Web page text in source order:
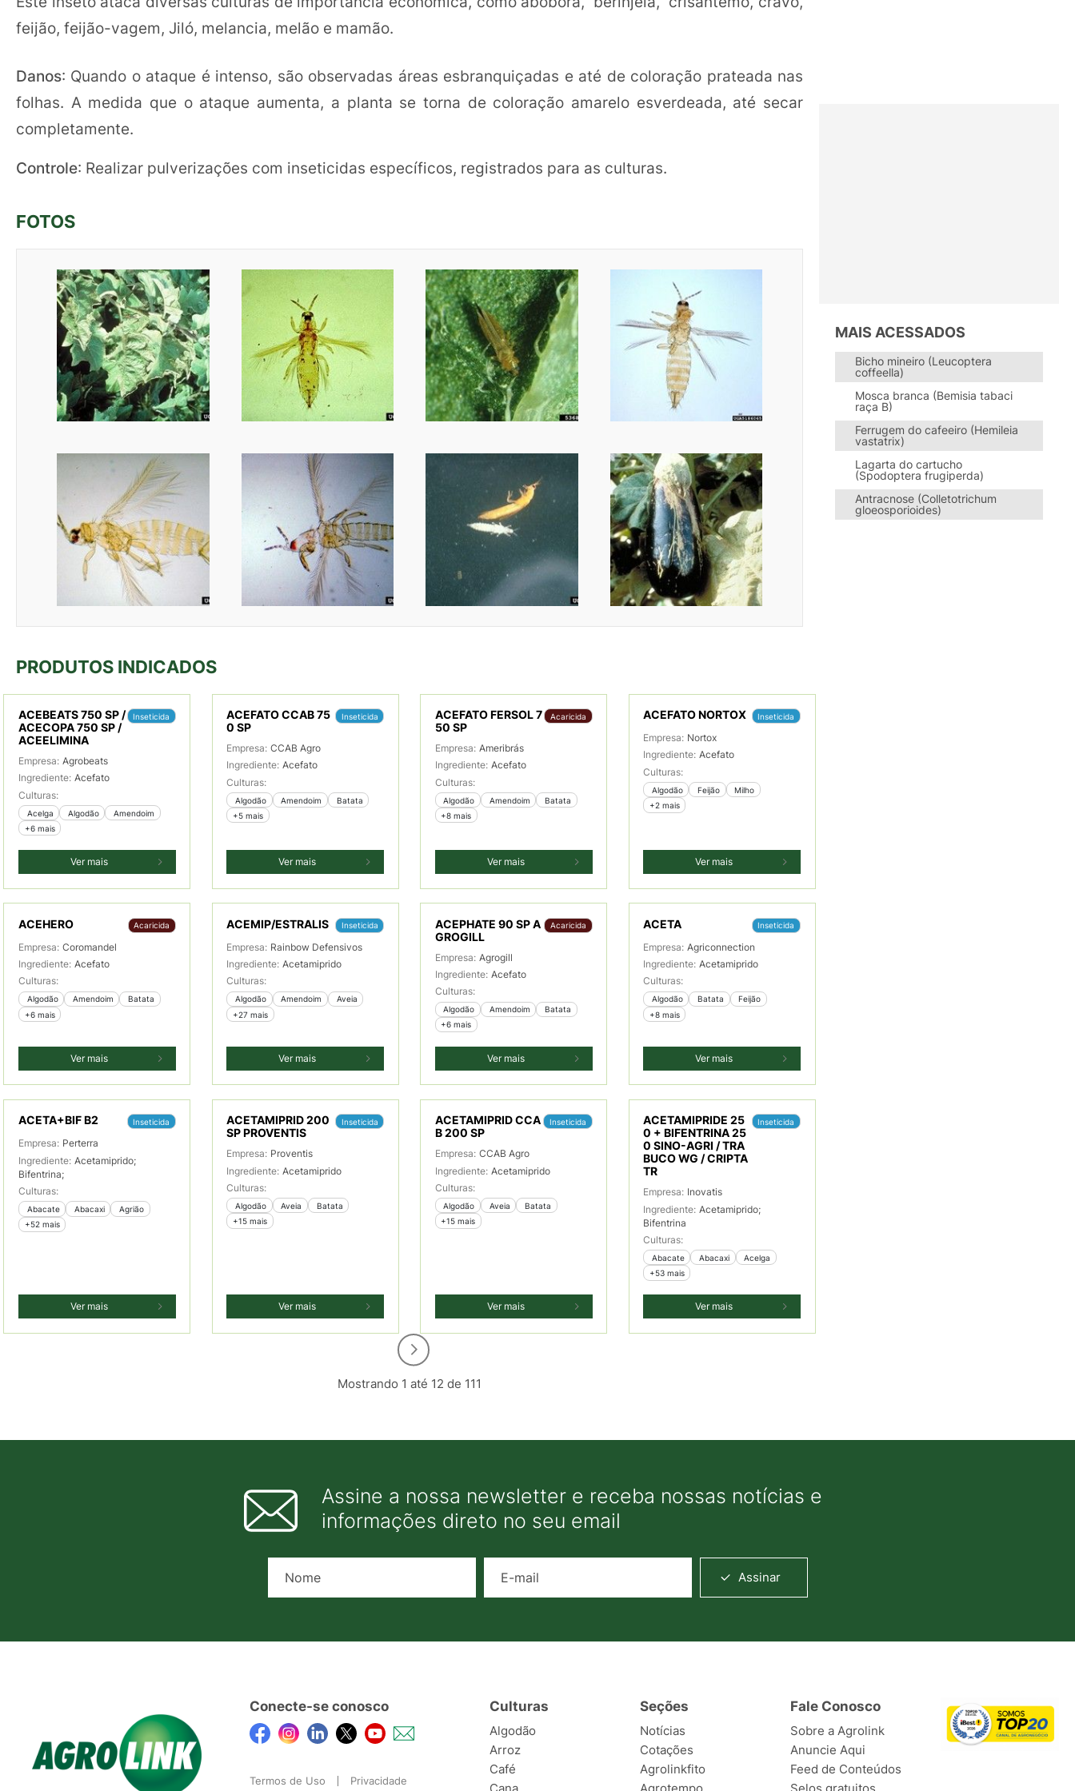
feijão, feijão-vagem, Jiló, melancia, melão e mamão.
Danos: Quando o ataque é intenso, são observadas áreas esbranquiçadas e até de coloração prateada nas
folhas. A medida que o ataque aumenta, a planta se torna de coloração amarelo esverdeada, até secar
completamente.
Controle: Realizar pulverizações com inseticidas específicos, registrados para as culturas.
FOTOS
PRODUTOS INDICADOS
ACEBEATS 750 SP /
ACECOPA 750 SP /
ACEELIMINA
Inseticida
Empresa: Agrobeats
Ingrediente: Acefato
Culturas:
Acelga Algodão
Amendoim
+6 mais
Ver mais
ACEFATO CCAB 75
0 SP
Inseticida
Empresa: CCAB Agro
Ingrediente: Acefato
Culturas:
Algodão Amendoim
Batata
+5 mais
Ver mais
ACEFATO FERSOL 7
50 SP
Acaricida
Empresa: Ameribrás
Ingrediente: Acefato
Culturas:
Algodão Amendoim
Batata
+8 mais
Ver mais
ACEFATO NORTOX Inseticida
Empresa: Nortox
Ingrediente: Acefato
Culturas:
Algodão Feijão
Milho
+2 mais
Ver mais
ACEHERO Acaricida
Empresa: Coromandel
Ingrediente: Acefato
Culturas:
Algodão Amendoim
Batata
+6 mais
Ver mais
ACEMIP/ESTRALIS Inseticida
Empresa: Rainbow Defensivos
Ingrediente: Acetamiprido
Culturas:
Algodão Amendoim
Aveia
+27 mais
Ver mais
ACEPHATE 90 SP A
GROGILL
Acaricida
Empresa: Agrogill
Ingrediente: Acefato
Culturas:
Algodão Amendoim
Batata
+6 mais
Ver mais
ACETA Inseticida
Empresa: Agriconnection
Ingrediente: Acetamiprido
Culturas:
Algodão Batata
Feijão
+8 mais
Ver mais
ACETA+BIF B2 Inseticida
Empresa: Perterra
Ingrediente: Acetamiprido;
Bifentrina;
Culturas:
Abacate Abacaxi
Agrião
+52 mais
Ver mais
ACETAMIPRID 200
SP PROVENTIS
Inseticida
Empresa: Proventis
Ingrediente: Acetamiprido
Culturas:
Algodão Aveia
Batata
+15 mais
Ver mais
ACETAMIPRID CCA
B 200 SP
Inseticida
Empresa: CCAB Agro
Ingrediente: Acetamiprido
Culturas:
Algodão Aveia
Batata
+15 mais
Ver mais
ACETAMIPRIDE 25
0 + BIFENTRINA 25
0 SINO-AGRI / TRA
BUCO WG / CRIPTA
TR
Inseticida
Empresa: Inovatis
Ingrediente: Acetamiprido;
Bifentrina
Culturas:
Abacate Abacaxi
Acelga
+53 mais
Ver mais
Mostrando 1 até 12 de 111
MAIS ACESSADOS
Bicho mineiro (Leucoptera
coffeella)
Mosca branca (Bemisia tabaci
raça B)
Ferrugem do cafeeiro (Hemileia
vastatrix)
Lagarta do cartucho
(Spodoptera frugiperda)
Antracnose (Colletotrichum
gloeosporioides)
Assine a nossa newsletter e receba nossas notícias e
informações direto no seu email
Assinar
Conecte-se conosco
Termos de Uso Privacidade
Culturas
Algodão
Arroz
Café
Seções
Notícias
Cotações
Agrolinkfito
Fale Conosco
Sobre a Agrolink
Anuncie Aqui
Feed de Conteúdos